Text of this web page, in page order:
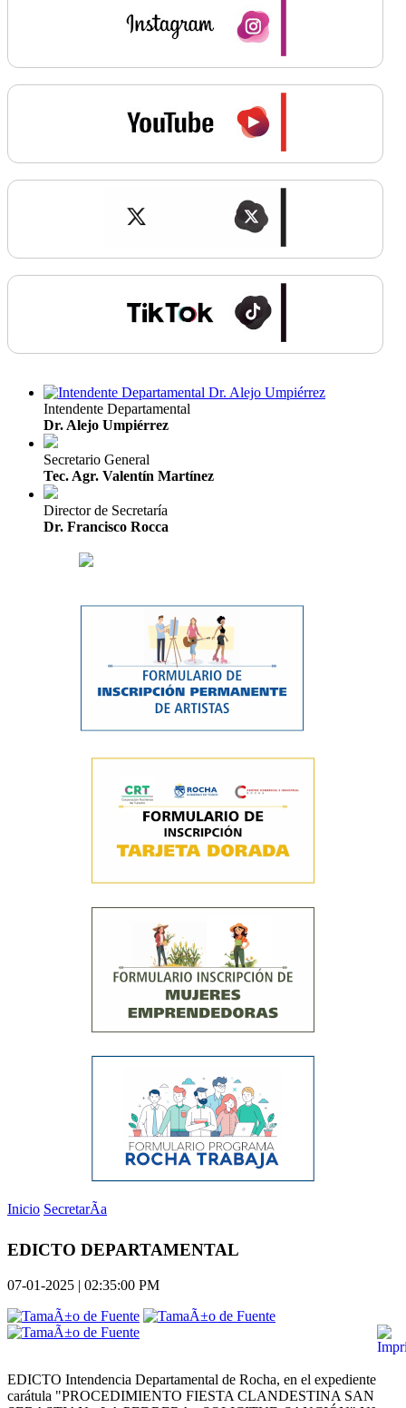
Intendente Departamental
Dr. Alejo Umpiérrez
Secretario General
Tec. Agr. Valentín Martínez
Director de Secretaría
Dr. Francisco Rocca
Inicio SecretarÃ­a
EDICTO DEPARTAMENTAL
07-01-2025 | 02:35:00 PM
EDICTO Intendencia Departamental de Rocha, en el expediente
carátula "PROCEDIMIENTO FIESTA CLANDESTINA SAN